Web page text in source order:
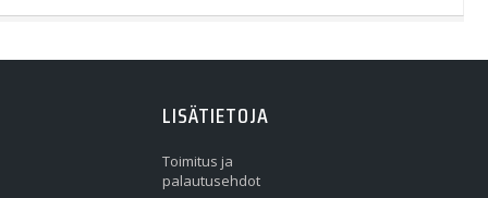
LISÄTIETOJA
Toimitus ja
palautusehdot